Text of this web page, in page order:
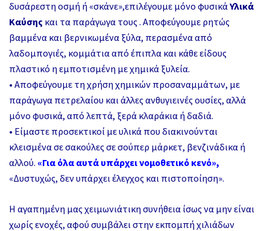
δυσάρεστη οσμή ή «σκάνε»,επιλέγουμε μόνο φυσικά Υλικά
Καύσης και τα παράγωγα τους . Αποφεύγουμε ρητώς
βαμμένα και βερνικωμένα ξύλα, περασμένα από
λαδομπογιές, κομμάτια από έπιπλα και κάθε είδους
πλαστικό η εμποτισμένη με χημικά ξυλεία.
• Αποφεύγουμε τη χρήση χημικών προσαναμμάτων, με
παράγωγα πετρελαίου και άλλες ανθυγιεινές ουσίες, αλλά
μόνο φυσικά, από λεπτά, ξερά κλαράκια ή δαδιά.
• Είμαστε προσεκτικοί με υλικά που διακινούνται
κλεισμένα σε σακούλες σε σούπερ μάρκετ, βενζινάδικα ή
αλλού. «Για όλα αυτά υπάρχει νομοθετικό κενό»,
«Δυστυχώς, δεν υπάρχει έλεγχος και πιστοποίηση».
H αγαπημένη μας χειμωνιάτικη συνήθεια ίσως να μην είναι
χωρίς ενοχές, αφού συμβάλει στην εκπομπή χιλιάδων